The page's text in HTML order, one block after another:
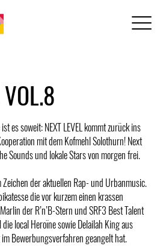
es soweit: NEXT LEVEL kommt zurück ins
mit dem Kofmehl Solothurn! Next
Sounds und lokale Stars von morgen frei.
der aktuellen Rap- und Urbanmusic.
die vor kurzem einen krassen
der R’n’B-Stern und SRF3 Best Talent
local Heroïne sowie Delailah King aus
Bewerbungsverfahren geangelt hat.